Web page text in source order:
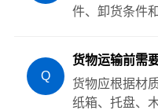
件、卸货条件
Q
货物运输前需
货物应根据材
纸箱、托盘、